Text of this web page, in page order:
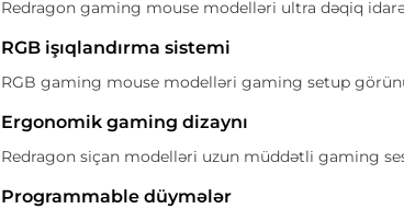
Redragon gaming mouse modelləri ultra dəqiq
RGB işıqlandırma sistemi
RGB gaming mouse modelləri gaming setup
Ergonomik gaming dizaynı
Redragon siçan modelləri uzun müddətli gaming
Programmable düymələr